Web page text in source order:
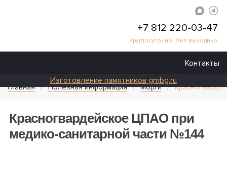
+7 812 220-03-47
Круглосуточно, без выходных
Контакты
Изготовление памятников gmbg.ru
Главная Полезная информация Морги
Красногвардейское ЦПАО при
медико-санитарной части №144